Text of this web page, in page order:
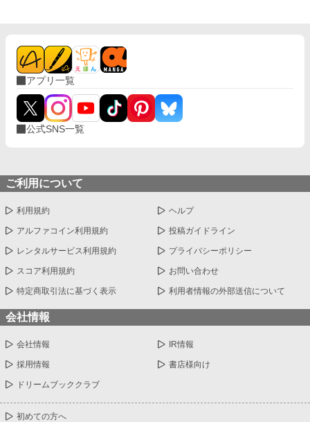
アプリ一覧
公式SNS一覧
ご利用について
利用規約 ヘルプ
アルファコイン利用規約 投稿ガイドライン
レンタルサービス利用規約 プライバシーポリシー
スコア利用規約 お問い合わせ
特定商取引法に基づく表示 利用者情報の外部送信について
会社情報
会社情報 IR情報
採用情報 書店様向け
ドリームブッククラブ
初めての方へ